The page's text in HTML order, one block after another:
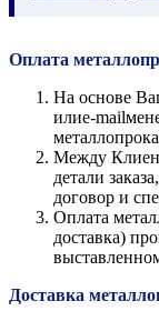
Оплата
На основе
илиe-
Между
детали
договор и
Оплата
доставка)
Доставка